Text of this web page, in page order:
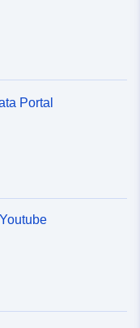
Portal
Youtube